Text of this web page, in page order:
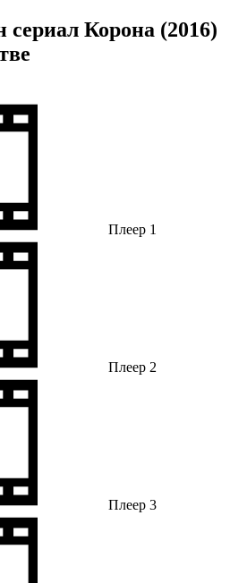
сериал Корона (2016)
Плеер 1
Плеер 2
Плеер 3